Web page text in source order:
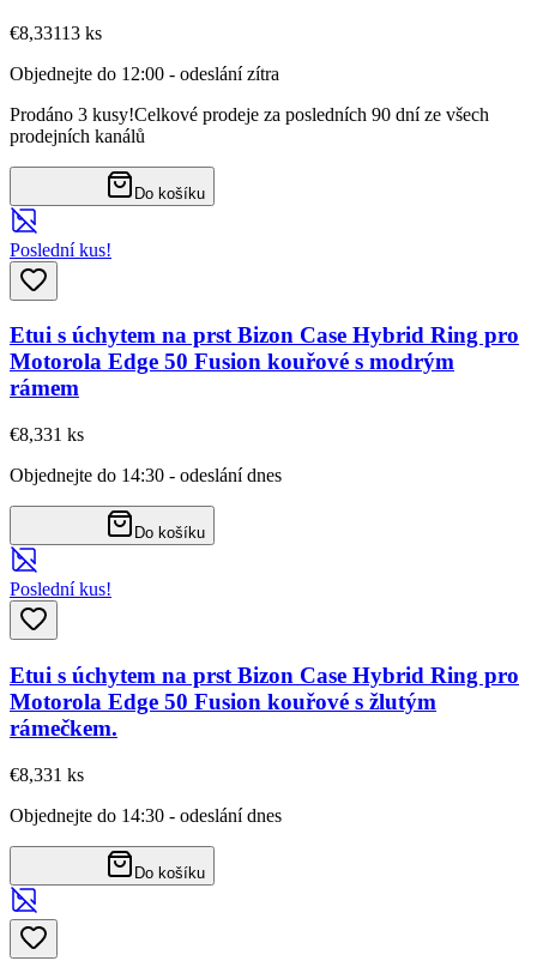
€8,33113 ks
Objednejte do 12:00 - odeslání zítra
Prodáno 3 kusy!Celkové prodeje za posledních 90 dní ze všech
prodejních kanálů
Do košíku
Poslední kus!
Etui s úchytem na prst Bizon Case Hybrid Ring pro
Motorola Edge 50 Fusion kouřové s modrým
rámem
€8,331 ks
Objednejte do 14:30 - odeslání dnes
Do košíku
Poslední kus!
Etui s úchytem na prst Bizon Case Hybrid Ring pro
Motorola Edge 50 Fusion kouřové s žlutým
rámečkem.
€8,331 ks
Objednejte do 14:30 - odeslání dnes
Do košíku